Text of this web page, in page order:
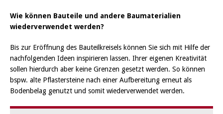
Wie können Bauteile und andere Baumaterialien
wiederverwendet werden?
Bis zur Eröffnung des Bauteilkreisels können Sie sich mit Hilfe der
nachfolgenden Ideen inspirieren lassen. Ihrer eigenen Kreativität
sollen hierdurch aber keine Grenzen gesetzt werden. So können
bspw. alte Pflastersteine nach einer Aufbereitung erneut als
Bodenbelag genutzt und somit wiederverwendet werden.